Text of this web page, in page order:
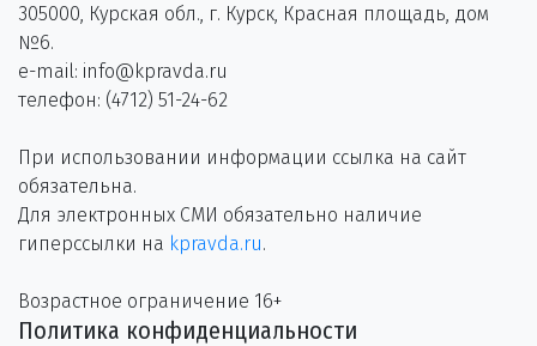
305000, Курская обл., г. Курск, Красная площадь, дом
№6.
e-mail: info@kpravda.ru
телефон: (4712) 51-24-62
При использовании информации ссылка на сайт
обязательна.
Для электронных СМИ обязательно наличие
гиперссылки на kpravda.ru.
Возрастное ограничение 16+
Политика конфиденциальности